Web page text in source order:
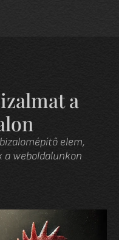
a
elem,
a weboldalunkon